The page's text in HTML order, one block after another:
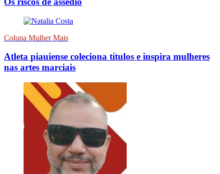
Coluna Mulher Mais
Atleta piauiense coleciona títulos e inspira mulheres
nas artes marciais